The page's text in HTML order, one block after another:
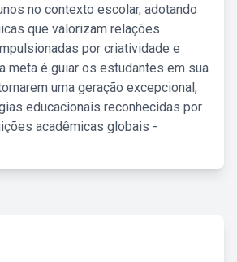
no contexto escolar, adotando
que valorizam relações
por criatividade e
meta é guiar os estudantes em sua
uma geração excepcional,
educacionais reconhecidas por
acadêmicas globais -